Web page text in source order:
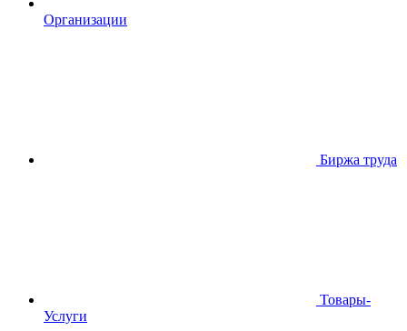
Организации
Биржа труда
Товары-
Услуги